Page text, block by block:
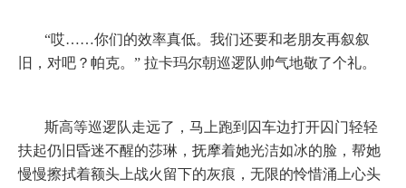
“哎……你们的效率真低。我们还要和老朋友再叙叙
旧，对吧？帕克。” 拉卡玛尔朝巡逻队帅气地敬了个礼。
斯高等巡逻队走远了，马上跑到囚车边打开囚门轻轻
扶起仍旧昏迷不醒的莎琳，抚摩着她光洁如冰的脸，帮她
慢慢擦拭着额头上战火留下的灰痕，无限的怜惜涌上心头